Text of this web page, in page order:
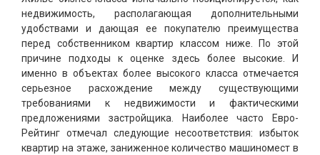
недвижимость, располагающая дополнительными
удобствами и дающая ее покупателю преимущества
перед собственником квартир классом ниже. По этой
причине подходы к оценке здесь более высокие. И
именно в объектах более высокого класса отмечается
серьезное расхождение между существующими
требованиями к недвижимости и фактическими
предложениями застройщика. Наиболее часто Евро-
Рейтинг отмечал следующие несоответствия: избыток
квартир на этаже, заниженное количество машиномест в